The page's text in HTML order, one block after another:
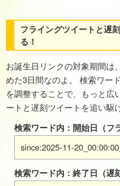
フライングツイートと遅
る！
お誕生日リンクの対象期間は
めた3日間なのよ。 検索ワー
を調整することで、もっと広
ートと遅刻ツイートを追い駆
検索ワード内：開始日（フ
since:2025-11-
検索ワード内：終了日（遅